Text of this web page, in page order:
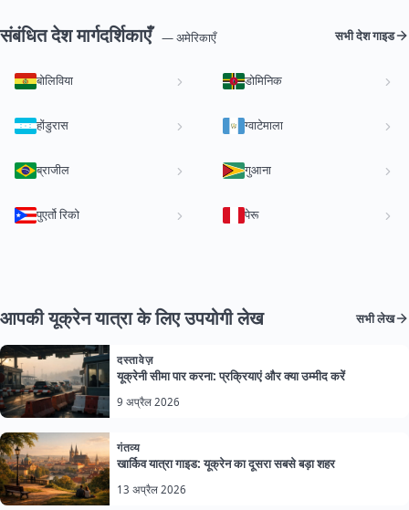
संबंधित देश मार्गदर्शिकाएँ — अमेरिकाएँ सभी देश गाइड
बोलिविया डोमिनिक
होंडुरास ग्वाटेमाला
ब्राजील गुआना
पुएर्तो रिको पेरू
आपकी यूक्रेन यात्रा के लिए उपयोगी लेख सभी लेख
दस्तावेज़
यूक्रेनी सीमा पार करना: प्रक्रियाएं और क्या उम्मीद करें
9 अप्रैल 2026
गंतव्य
खार्किव यात्रा गाइड: यूक्रेन का दूसरा सबसे बड़ा शहर
13 अप्रैल 2026